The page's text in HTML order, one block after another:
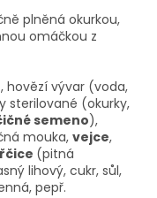
plněná okurkou,
omáčkou z
hovězí vývar (voda,
sterilované (okurky,
semeno),
mouka, vejce,
(pitná
lihový, cukr, sůl,
pepř.